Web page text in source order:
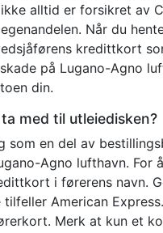
alltid er forsikret av
Når du
kredittkort
på Lugano-Agno
din.
med til utleiedisken?
som en del av
Agno lufthavn. For
i førerens navn.
American
Merk at kun et